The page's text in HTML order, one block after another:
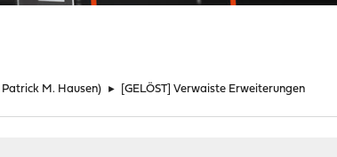
Patrick M. Hausen) ► [GELÖST] Verwaiste Erweiterungen